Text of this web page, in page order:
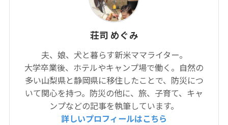
荘司 めぐみ
夫、娘、犬と暮らす新米ママライター。
大学卒業後、ホテルやキャンプ場で働く。自然の
多い山梨県と静岡県に移住したことで、防災につ
いて関心を持つ。防災の他に、旅、子育て、キャ
ンプなどの記事を執筆しています。
詳しいプロフィールはこちら